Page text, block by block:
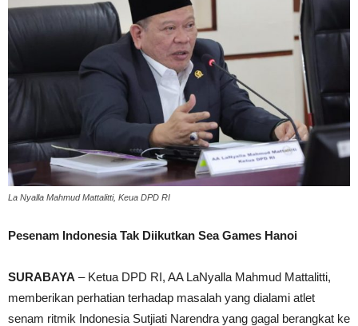
La Nyalla Mahmud Mattalitti, Keua DPD RI
Pesenam Indonesia Tak Diikutkan Sea Games Hanoi
SURABAYA – Ketua DPD RI, AA LaNyalla Mahmud Mattalitti,
memberikan perhatian terhadap masalah yang dialami atlet
senam ritmik Indonesia Sutjiati Narendra yang gagal berangkat ke